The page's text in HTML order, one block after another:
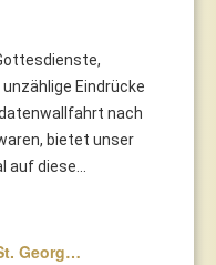
Eindrücke
nach
bietet unser
diese...
Georg…